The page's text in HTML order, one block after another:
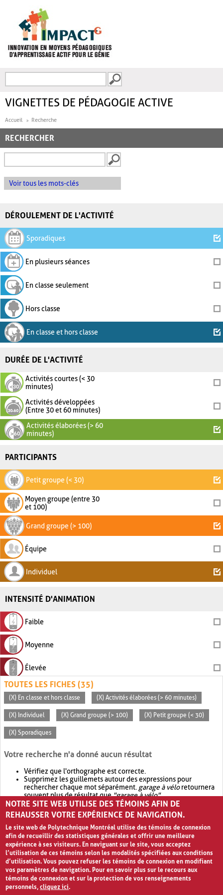
FORMULAIRE DE
VIGNETTES DE PÉDAGOGIE ACTIVE
Accueil Recherche
RECHERCHER
Voir tous les mots-clés
DÉROULEMENT DE L'ACTIVITÉ
Sporadiques
En plusieurs séances
En classe seulement
Hors classe
En classe et hors classe
DURÉE DE L'ACTIVITÉ
Activités courtes (< 30
minutes)
Activités développées
(Entre 30 et 60 minutes)
Activités élaborées (> 60
minutes)
PARTICIPANTS
Petit groupe (< 30)
Moyen groupe (entre 30
et 100)
Grand groupe (> 100)
Équipe
Individuel
INTENSITÉ D'ANIMATION
Faible
Moyenne
Élevée
TOUTES LES FICHES (35)
(X) En classe et hors classe (X) Activités élaborées (> 60 minutes)
(X) Individuel (X) Grand groupe (> 100) (X) Petit groupe (< 30)
(X) Sporadiques
Votre recherche n'a donné aucun résultat
Vérifiez que l'orthographe est correcte.
Supprimez les guillemets autour des expressions pour
rechercher chaque mot séparément. garage à véloretournera
souvent plus de résultat que"garage à vélo".
Envisagez d'élargir votre recherche avec OR.garage OR vélo
retournera souvent plus de résultat quegarage à vélo
NOTRE SITE WEB UTILISE DES TÉMOINS AFIN DE
REHAUSSER VOTRE EXPÉRIENCE DE NAVIGATION.
Le site web de Polytechnique Montréal utilise des témoins de connexion
afin de recueillir des statistiques générales et offrir une meilleure
expérience à ses visiteurs. En naviguant sur le site, vous acceptez
l’utilisation de ces témoins selon les modalités spécifiées aux conditions
d’utilisation. Vous pouvez refuser les témoins de connexion en modifiant
vos paramètres de navigation. Pour en savoir plus sur le recours aux
témoins de connexion et sur la protection de vos renseignements
personnels,cliquez ici.